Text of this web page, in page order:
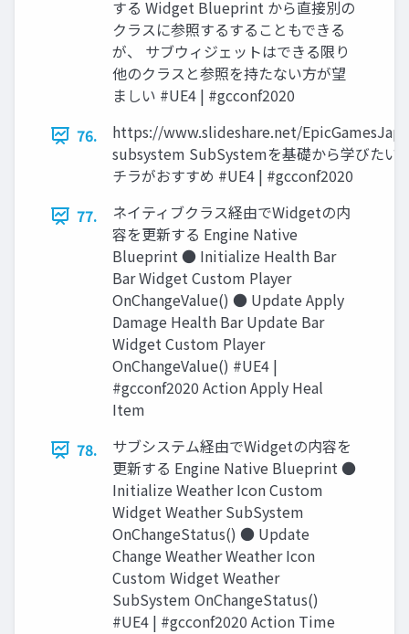
する Widget Blueprint から直接別の
クラスに参照するすることもできる
が、 サブウィジェットはできる限り
他のクラスと参照を持たない方が望
ましい #UE4 | #gcconf2020
76.
https://www.slideshare.net/
subsystem SubSystemを基礎から学びたい
チラがおすすめ #UE4 | #gcconf2020
77.
ネイティブクラス経由でWidgetの内
容を更新する Engine Native
Blueprint ● Initialize Health Bar
Bar Widget Custom Player
OnChangeValue() ● Update Apply
Damage Health Bar Update Bar
Widget Custom Player
OnChangeValue() #UE4 |
#gcconf2020 Action Apply Heal
Item
78.
サブシステム経由でWidgetの内容を
更新する Engine Native Blueprint ●
Initialize Weather Icon Custom
Widget Weather SubSystem
OnChangeStatus() ● Update
Change Weather Weather Icon
Custom Widget Weather
SubSystem OnChangeStatus()
#UE4 | #gcconf2020 Action Time